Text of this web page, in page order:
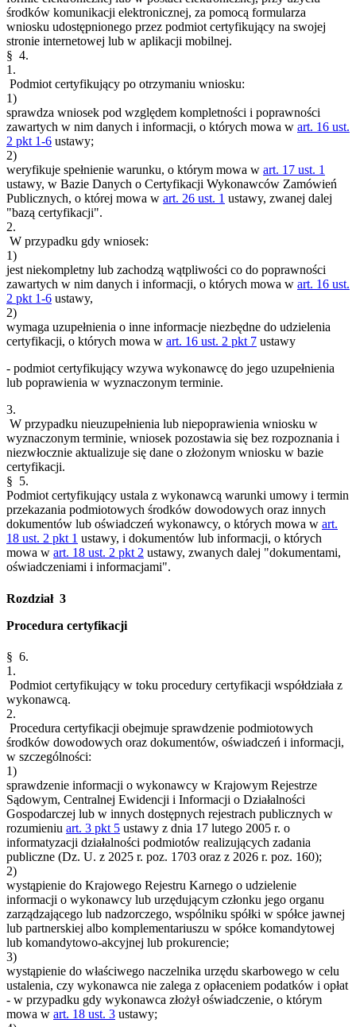
środków komunikacji elektronicznej, za pomocą formularza
wniosku udostępnionego przez podmiot certyfikujący na swojej
stronie internetowej lub w aplikacji mobilnej.
§ 4.
1.
Podmiot certyfikujący po otrzymaniu wniosku:
1)
sprawdza wniosek pod względem kompletności i poprawności
zawartych w nim danych i informacji, o których mowa w art. 16 ust.
2 pkt 1-6 ustawy;
2)
weryfikuje spełnienie warunku, o którym mowa w art. 17 ust. 1
ustawy, w Bazie Danych o Certyfikacji Wykonawców Zamówień
Publicznych, o której mowa w art. 26 ust. 1 ustawy, zwanej dalej
"bazą certyfikacji".
2.
W przypadku gdy wniosek:
1)
jest niekompletny lub zachodzą wątpliwości co do poprawności
zawartych w nim danych i informacji, o których mowa w art. 16 ust.
2 pkt 1-6 ustawy,
2)
wymaga uzupełnienia o inne informacje niezbędne do udzielenia
certyfikacji, o których mowa w art. 16 ust. 2 pkt 7 ustawy
- podmiot certyfikujący wzywa wykonawcę do jego uzupełnienia
lub poprawienia w wyznaczonym terminie.
3.
W przypadku nieuzupełnienia lub niepoprawienia wniosku w
wyznaczonym terminie, wniosek pozostawia się bez rozpoznania i
niezwłocznie aktualizuje się dane o złożonym wniosku w bazie
certyfikacji.
§ 5.
Podmiot certyfikujący ustala z wykonawcą warunki umowy i termin
przekazania podmiotowych środków dowodowych oraz innych
dokumentów lub oświadczeń wykonawcy, o których mowa w art.
18 ust. 2 pkt 1 ustawy, i dokumentów lub informacji, o których
mowa w art. 18 ust. 2 pkt 2 ustawy, zwanych dalej "dokumentami,
oświadczeniami i informacjami".
Rozdział 3
Procedura certyfikacji
§ 6.
1.
Podmiot certyfikujący w toku procedury certyfikacji współdziała z
wykonawcą.
2.
Procedura certyfikacji obejmuje sprawdzenie podmiotowych
środków dowodowych oraz dokumentów, oświadczeń i informacji,
w szczególności:
1)
sprawdzenie informacji o wykonawcy w Krajowym Rejestrze
Sądowym, Centralnej Ewidencji i Informacji o Działalności
Gospodarczej lub w innych dostępnych rejestrach publicznych w
rozumieniu art. 3 pkt 5 ustawy z dnia 17 lutego 2005 r. o
informatyzacji działalności podmiotów realizujących zadania
publiczne (Dz. U. z 2025 r. poz. 1703 oraz z 2026 r. poz. 160);
2)
wystąpienie do Krajowego Rejestru Karnego o udzielenie
informacji o wykonawcy lub urzędującym członku jego organu
zarządzającego lub nadzorczego, wspólniku spółki w spółce jawnej
lub partnerskiej albo komplementariuszu w spółce komandytowej
lub komandytowo-akcyjnej lub prokurencie;
3)
wystąpienie do właściwego naczelnika urzędu skarbowego w celu
ustalenia, czy wykonawca nie zalega z opłaceniem podatków i opłat
- w przypadku gdy wykonawca złożył oświadczenie, o którym
mowa w art. 18 ust. 3 ustawy;